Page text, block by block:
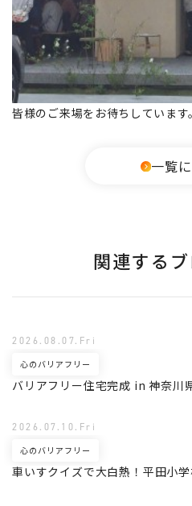
皆様のご来場をお待ちしています。
一覧
関連する
バリアフリー住宅完成 in 神奈川
心のバリアフリー
2026.08.07.Fri
車いすクイズで大白熱！平田小
心のバリアフリー
2026.07.10.Fri